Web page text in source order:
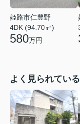
姫路市仁豊野
4DK (94.70㎡)
580万円
よく見られてい